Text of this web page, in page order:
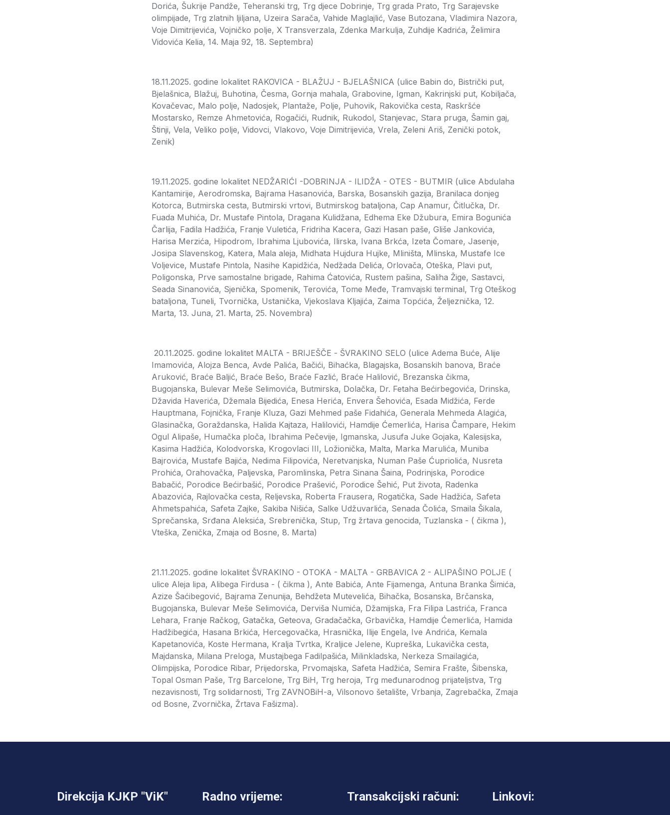
Dorića, Šukrije Pandže, Teheranski trg, Trg djece Dobrinje, Trg grada Prato, Trg Sarajevske
olimpijade, Trg zlatnih ljiljana, Uzeira Sarača, Vahide Maglajlić, Vase Butozana, Vladimira Nazora,
Voje Dimitrijevića, Vojničko polje, X Transverzala, Zdenka Markulja, Zuhdije Kadrića, Želimira
Vidovića Kelia, 14. Maja 92, 18. Septembra)
18.11.2025. godine lokalitet RAKOVICA - BLAŽUJ - BJELAŠNICA (ulice Babin do, Bistrički put,
Bjelašnica, Blažuj, Buhotina, Česma, Gornja mahala, Grabovine, Igman, Kakrinjski put, Kobiljača,
Kovačevac, Malo polje, Nadosjek, Plantaže, Polje, Puhovik, Rakovička cesta, Raskršće
Mostarsko, Remze Ahmetovića, Rogačići, Rudnik, Rukodol, Stanjevac, Stara pruga, Šamin gaj,
Štinji, Vela, Veliko polje, Vidovci, Vlakovo, Voje Dimitrijevića, Vrela, Zeleni Ariš, Zenički potok,
Zenik)
19.11.2025. godine lokalitet NEDŽARIĆI -DOBRINJA - ILIDŽA - OTES - BUTMIR (ulice Abdulaha
Kantamirije, Aerodromska, Bajrama Hasanovića, Barska, Bosanskih gazija, Branilaca donjeg
Kotorca, Butmirska cesta, Butmirski vrtovi, Butmirskog bataljona, Cap Anamur, Čitlučka, Dr.
Fuada Muhića, Dr. Mustafe Pintola, Dragana Kulidžana, Edhema Eke Džubura, Emira Bogunića
Čarlija, Fadila Hadžića, Franje Vuletića, Fridriha Kacera, Gazi Hasan paše, Gliše Jankovića,
Harisa Merzića, Hipodrom, Ibrahima Ljubovića, Ilirska, Ivana Brkća, Izeta Čomare, Jasenje,
Josipa Slavenskog, Katera, Mala aleja, Midhata Hujdura Hujke, Mliništa, Mlinska, Mustafe Ice
Voljevice, Mustafe Pintola, Nasihe Kapidžića, Nedžada Delića, Orlovača, Oteška, Plavi put,
Poligonska, Prve samostalne brigade, Rahima Ćatovića, Rustem pašina, Saliha Žige, Sastavci,
Seada Sinanovića, Sjenička, Spomenik, Terovića, Tome Međe, Tramvajski terminal, Trg Oteškog
bataljona, Tuneli, Tvornička, Ustanička, Vjekoslava Kljajića, Zaima Topćića, Željeznička, 12.
Marta, 13. Juna, 21. Marta, 25. Novembra)
20.11.2025. godine lokalitet MALTA - BRIJEŠČE - ŠVRAKINO SELO (ulice Adema Buće, Alije
Imamovića, Alojza Benca, Avde Palića, Bačići, Bihaćka, Blagajska, Bosanskih banova, Braće
Aruković, Braće Baljić, Braće Bešo, Braće Fazlić, Braće Halilović, Brezanska čikma,
Bugojanska, Bulevar Meše Selimovića, Butmirska, Dolačka, Dr. Fetaha Bećirbegovića, Drinska,
Džavida Haverića, Džemala Bijedića, Enesa Herića, Envera Šehovića, Esada Midžića, Ferde
Hauptmana, Fojnička, Franje Kluza, Gazi Mehmed paše Fidahića, Generala Mehmeda Alagića,
Glasinačka, Goraždanska, Halida Kajtaza, Halilovići, Hamdije Ćemerlića, Harisa Čampare, Hekim
Ogul Alipaše, Humačka ploča, Ibrahima Pečevije, Igmanska, Jusufa Juke Gojaka, Kalesijska,
Kasima Hadžića, Kolodvorska, Krogovlaci III, Ložionička, Malta, Marka Marulića, Muniba
Bajrovića, Mustafe Bajića, Nedima Filipovića, Neretvanjska, Numan Paše Ćupriolića, Nusreta
Prohića, Orahovačka, Paljevska, Paromlinska, Petra Sinana Šaina, Podrinjska, Porodice
Babačić, Porodice Bećirbašić, Porodice Prašević, Porodice Šehić, Put života, Radenka
Abazovića, Rajlovačka cesta, Reljevska, Roberta Frausera, Rogatička, Sade Hadžića, Safeta
Ahmetspahića, Safeta Zajke, Sakiba Nišića, Salke Udžuvarlića, Senada Čolića, Smaila Šikala,
Sprečanska, Srđana Aleksića, Srebrenička, Stup, Trg žrtava genocida, Tuzlanska - ( čikma ),
Vteška, Zenička, Zmaja od Bosne, 8. Marta)
21.11.2025. godine lokalitet ŠVRAKINO - OTOKA - MALTA - GRBAVICA 2 - ALIPAŠINO POLJE (
ulice Aleja lipa, Alibega Firdusa - ( čikma ), Ante Babića, Ante Fijamenga, Antuna Branka Šimića,
Azize Šaćibegović, Bajrama Zenunija, Behdžeta Mutevelića, Bihačka, Bosanska, Brčanska,
Bugojanska, Bulevar Meše Selimovića, Derviša Numića, Džamijska, Fra Filipa Lastrića, Franca
Lehara, Franje Račkog, Gatačka, Geteova, Gradačačka, Grbavička, Hamdije Ćemerlića, Hamida
Hadžibegića, Hasana Brkića, Hercegovačka, Hrasnička, Ilije Engela, Ive Andrića, Kemala
Kapetanovića, Koste Hermana, Kralja Tvrtka, Kraljice Jelene, Kupreška, Lukavička cesta,
Majdanska, Milana Preloga, Mustajbega Fadilpašića, Milinkladska, Nerkeza Smailagića,
Olimpijska, Porodice Ribar, Prijedorska, Prvomajska, Safeta Hadžića, Semira Frašte, Šibenska,
Topal Osman Paše, Trg Barcelone, Trg BiH, Trg heroja, Trg međunarodnog prijateljstva, Trg
nezavisnosti, Trg solidarnosti, Trg ZAVNOBiH-a, Vilsonovo šetalište, Vrbanja, Zagrebačka, Zmaja
od Bosne, Zvornička, Žrtava Fašizma).
Direkcija KJKP "ViK" Radno vrijeme: Transakcijski računi: Linkovi: